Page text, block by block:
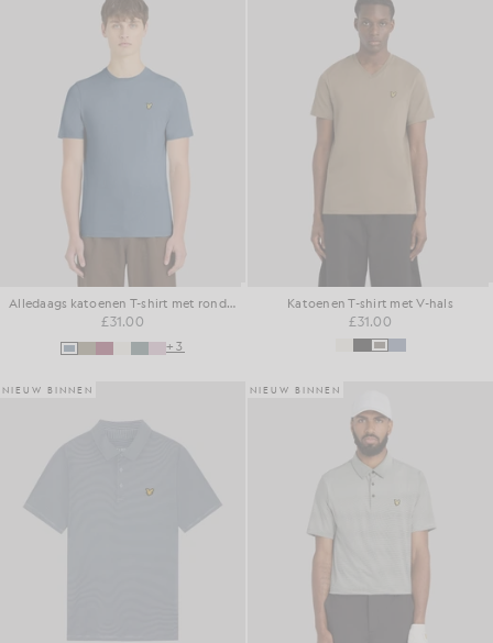
Alledaags katoenen T-shirt met ronde hals
£31.00
+3
Katoenen T-shirt met V-hals
£31.00
NIEUW BINNEN NIEUW BINNEN